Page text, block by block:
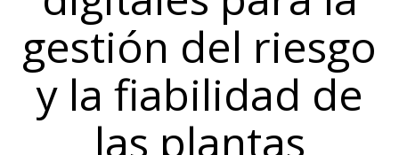
gestión del riesgo
y la fiabilidad de
las plantas